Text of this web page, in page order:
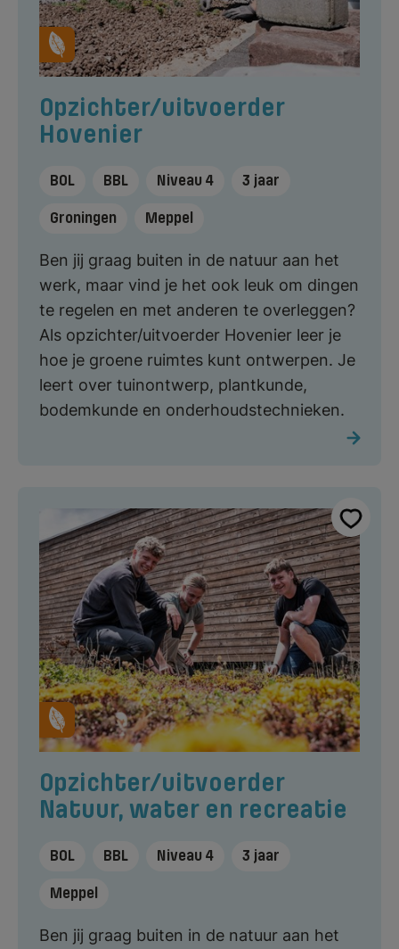
Opzichter/uitvoerder
Hovenier
BOL BBL Niveau 4 3 jaar
Groningen Meppel
Ben jij graag buiten in de natuur aan het
werk, maar vind je het ook leuk om dingen
te regelen en met anderen te overleggen?
Als opzichter/uitvoerder Hovenier leer je
hoe je groene ruimtes kunt ontwerpen. Je
leert over tuinontwerp, plantkunde,
bodemkunde en onderhoudstechnieken.
Opzichter/uitvoerder
Natuur, water en recreatie
BOL BBL Niveau 4 3 jaar
Meppel
Ben jij graag buiten in de natuur aan het